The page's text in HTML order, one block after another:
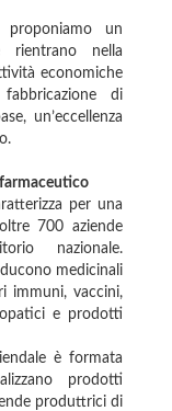
proponiamo un
rientrano nella
economiche
di
un’eccellenza
per una
700 aziende
nazionale.
medicinali
immuni, vaccini,
e prodotti
è formata
prodotti
produttrici di